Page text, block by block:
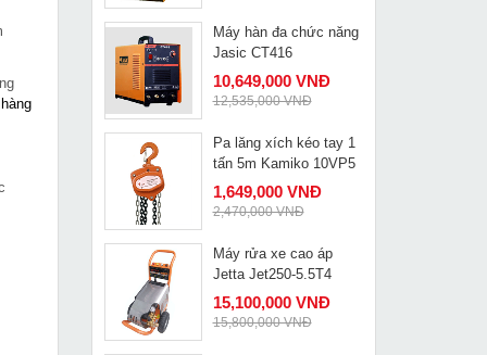
MUA NGAY
MUA NGAY
Máy hàn đa chức năng
Jasic CT416
10,649,000 VNĐ
12,535,000 VNĐ
MUA NGAY
Pa lăng xích kéo tay 1
tấn 5m Kamiko 10VP5
1,649,000 VNĐ
2,470,000 VNĐ
Máy rửa xe cao áp
Jetta Jet250-5.5T4
15,100,000 VNĐ
15,800,000 VNĐ